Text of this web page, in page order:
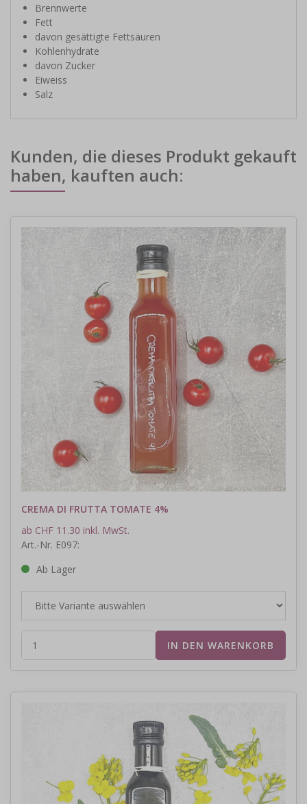
Brennwerte
Fett
davon gesättigte Fettsäuren
Kohlenhydrate
davon Zucker
Eiweiss
Salz
Kunden, die dieses Produkt gekauft
haben, kauften auch:
CREMA DI FRUTTA TOMATE 4%
ab CHF 11.30 inkl. MwSt.
Art.-Nr. E097:
Ab Lager